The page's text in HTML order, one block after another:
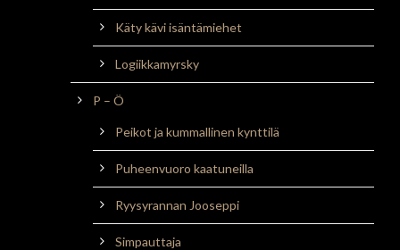
Käty kävi isäntämiehet
Logiikkamyrsky
P – Ö
Peikot ja kummallinen kynttilä
Puheenvuoro kaatuneilla
Ryysyrannan Jooseppi
Simpauttaja